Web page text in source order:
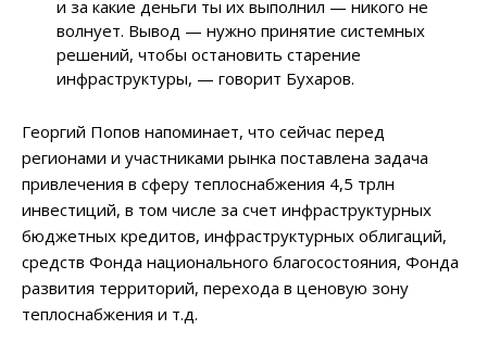
и за какие деньги ты их выполнил — никого не
волнует. Вывод — нужно принятие системных
решений, чтобы остановить старение
инфраструктуры, — говорит Бухаров.
Георгий Попов напоминает, что сейчас перед
регионами и участниками рынка поставлена задача
привлечения в сферу теплоснабжения 4,5 трлн
инвестиций, в том числе за счет инфраструктурных
бюджетных кредитов, инфраструктурных облигаций,
средств Фонда национального благосостояния, Фонда
развития территорий, перехода в ценовую зону
теплоснабжения и т.д.